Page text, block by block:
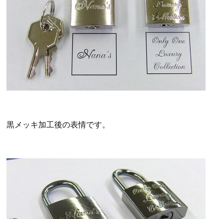
黒メッキ加工後の表情です。